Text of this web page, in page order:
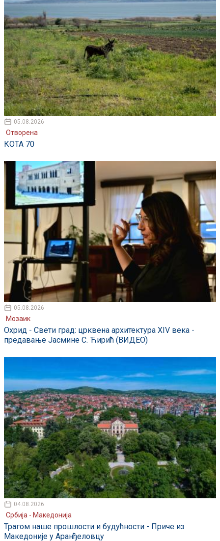
05.08.2026
Отворена
КОТА 70
05.08.2026
Мозаик
Охрид - Свети град: црквена архитектура XIV века -
предавање Јасмине С. Ћирић (ВИДЕО)
04.08.2026
Србија - Македонија
Трагом наше прошлости и будућности - Приче из
Македоније у Аранђеловцу